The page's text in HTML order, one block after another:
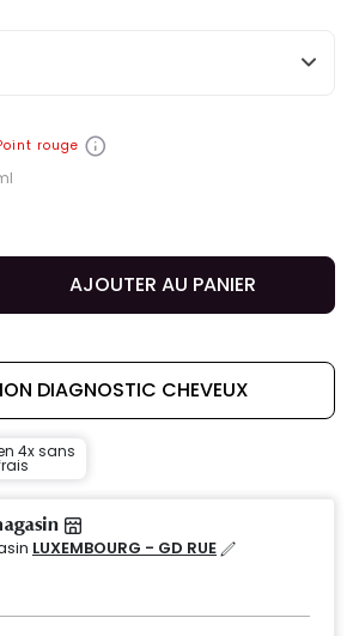
rouge
AJOUTER AU PANIER
DIAGNOSTIC CHEVEUX
4x sans
LUXEMBOURG - GD RUE